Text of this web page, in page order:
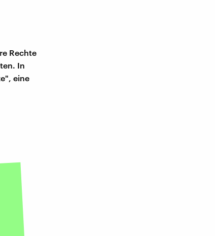
Rechte
In
eine